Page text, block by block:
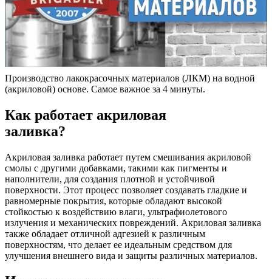
Производство лакокрасочных материалов (ЛКМ) на водной
(акриловой) основе. Самое важное за 4 минуты.
Как работает акриловая
заливка?
Акриловая заливка работает путем смешивания акриловой
смолы с другими добавками, такими как пигменты и
наполнители, для создания плотной и устойчивой
поверхности. Этот процесс позволяет создавать гладкие и
равномерные покрытия, которые обладают высокой
стойкостью к воздействию влаги, ультрафиолетового
излучения и механических повреждений. Акриловая заливка
также обладает отличной адгезией к различным
поверхностям, что делает ее идеальным средством для
улучшения внешнего вида и защиты различных материалов.